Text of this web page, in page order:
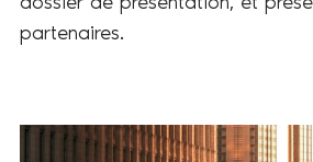
partenaires.